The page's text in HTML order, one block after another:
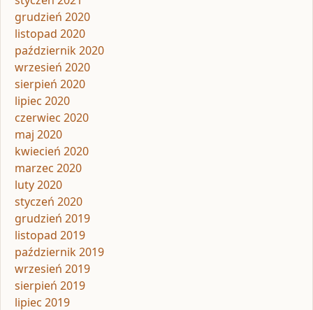
grudzień 2020
listopad 2020
październik 2020
wrzesień 2020
sierpień 2020
lipiec 2020
czerwiec 2020
maj 2020
kwiecień 2020
marzec 2020
luty 2020
styczeń 2020
grudzień 2019
listopad 2019
październik 2019
wrzesień 2019
sierpień 2019
lipiec 2019